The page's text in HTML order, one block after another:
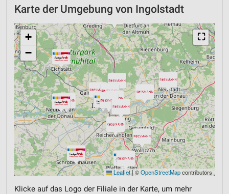
Karte der Umgebung von Ingolstadt
⛶
+
−
Leaflet|©OpenStreetMapcontributors
Klicke auf das Logo der Filiale in der Karte, um mehr